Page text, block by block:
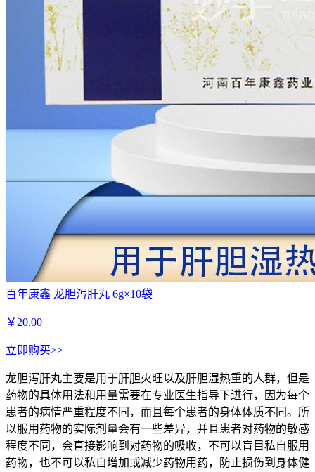
百年康鑫 龙胆泻肝丸 6g×10袋
￥ 20.00
立即购买>>
龙胆泻肝丸主要是用于肝胆火旺以及肝胆湿热重的人群，但是
药物的具体用法和用量需要在专业医生指导下进行，因为每个
患者的病情严重程度不同，而且每个患者的身体体质不同。所
以服用药物的实际剂量会有一些差异，并且患者对药物的敏感
程度不同，会直接影响到对药物的吸收，不可以盲目私自服用
药物，也不可以私自增加或减少药物用药，防止损伤到身体健